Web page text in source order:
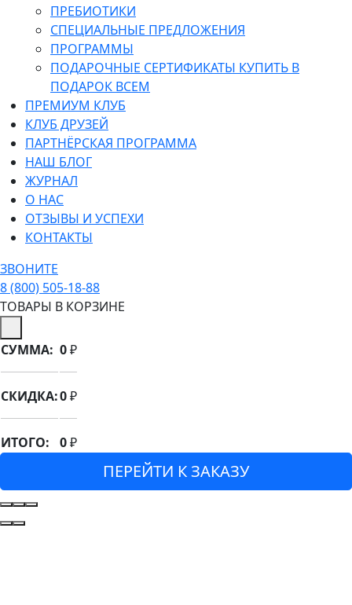
ПРЕБИОТИКИ
СПЕЦИАЛЬНЫЕ ПРЕДЛОЖЕНИЯ
ПРОГРАММЫ
ПОДАРОЧНЫЕ СЕРТИФИКАТЫ КУПИТЬ В
ПОДАРОК ВСЕМ
ПРЕМИУМ КЛУБ
КЛУБ ДРУЗЕЙ
ПАРТНЁРСКАЯ ПРОГРАММА
НАШ БЛОГ
ЖУРНАЛ
О НАС
ОТЗЫВЫ И УСПЕХИ
КОНТАКТЫ
ЗВОНИТЕ
8 (800) 505-18-88
ТОВАРЫ В КОРЗИНЕ
СУММА: 0₽
СКИДКА:0₽
ИТОГО: 0₽
ПЕРЕЙТИ К ЗАКАЗУ